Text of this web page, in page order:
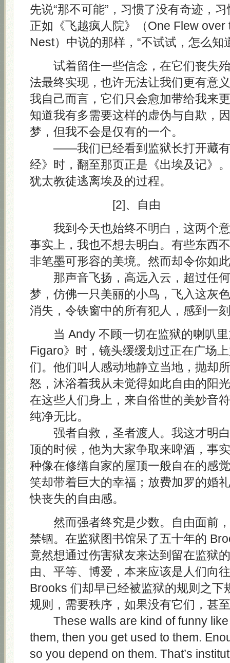
先说“那不可能”，习惯了没有奇迹，
正如《飞越疯人院》（One Flew over
Nest）中说的那样，“不试试，怎么知
试着留住一些信念，在它们丧失殆
法最终实现，也许无法让我们更有
我自己而言，它们只会愈加带给我来
知道我有多需要这样的虚伪与自欺，
梦，但我不会是仅有的一个。
——我们已经看到监狱长打开藏有
经》时，翻至那页正是《出埃及记》
犹太教徒逃离埃及的过程。
[2]、自由
我到今天也始终不明白，这两个意
事实上，我也不想去明白。有些东西
非笔墨可形容的美境。然而却令你如
那声音飞扬，高远入云，超过任何
梦，仿佛一只美丽的小鸟，飞入这灰
消失，令铁窗中的所有犯人，感到一
当 Andy 不顾一切在监狱的喇叭里
Figaro》时，镜头缓缓划过正在广场
们。他们叫人感动地静立当地，抛却
怒，沐浴着我从未觉得如此自由的阳
在这些人们身上，来自俗世的美妙音
纯净无比。
强者自救，圣者渡人。我这才明白
顶的时候，他为大家争取来啤酒，事
种像在修缮自家的屋顶一般自在的感
笑却带着巨大的幸福；放费加罗的婚
快丧失的自由感。
然而强者终究是少数。自由面前，
禁锢。在监狱图书馆呆了五十年的
竟然想通过伤害狱友来达到留在监狱
由、平等、博爱，本来应该是人们向
Brooks 们却早已经被监狱的规则之下
规则，需要秩序，如果没有它们，甚
These walls are kind of funny like
them, then you get used to them.
so you depend on them. That’s